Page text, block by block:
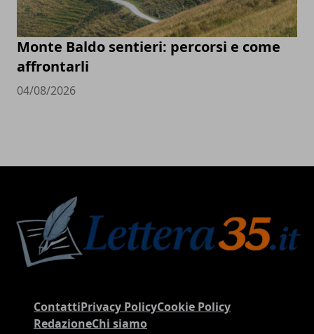
Monte Baldo sentieri: percorsi e come
affrontarli
04/08/2026
ContattiPrivacy PolicyCookie Policy
RedazioneChi siamo